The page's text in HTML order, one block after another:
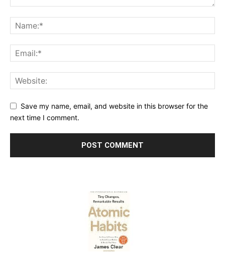
Save my name, email, and website in this browser for the
next time I comment.